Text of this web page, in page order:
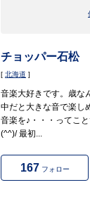
チョッパー石松
[ 北海道 ]
音楽大好きです。歳な
中だと大きな音で楽し
音楽を♪・・・ってこ
(^^)/ 最初...
167 フォロー